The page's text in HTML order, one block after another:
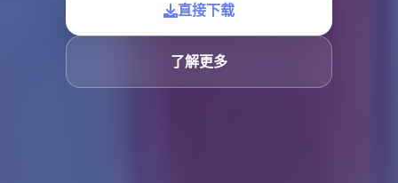
直接下载
了解更多